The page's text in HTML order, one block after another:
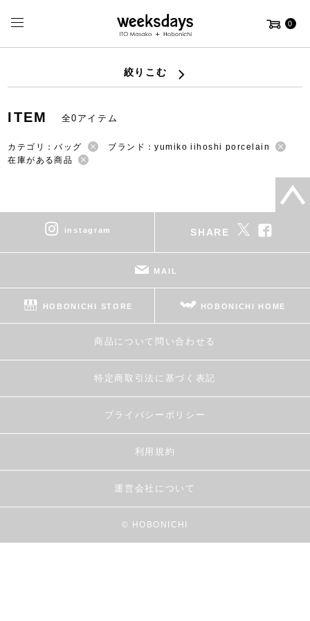
0
絞りこむ
ITEM 全0アイテム
カテゴリ：バッグ
ブランド：yumiko iihoshi porcelain
在庫がある商品
instagram SHARE
MAIL
HOBONICHI STORE HOBONICHI HOME
商品について問い合わせる
特定商取引法に基づく表記
プライバシーポリシー
利用規約
運営会社について
© HOBONICHI